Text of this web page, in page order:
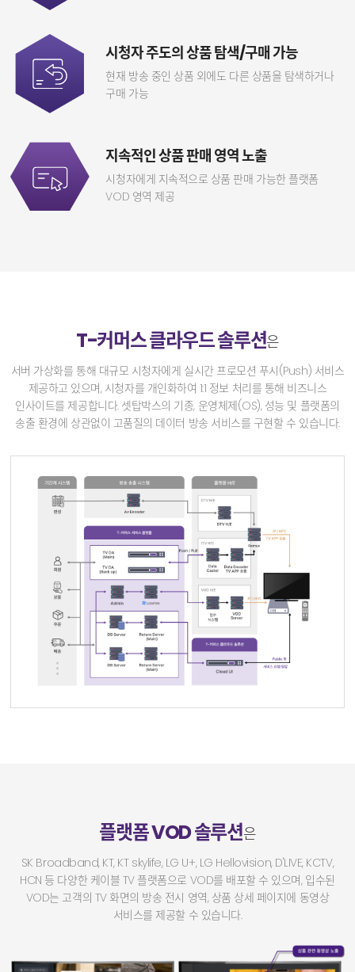
시청자 주도의 상품 탐색/구매 가능
현재 방송 중인 상품 외에도 다른 상품을 탐색하거나
구매 가능
지속적인 상품 판매 영역 노출
시청자에게 지속적으로 상품 판매 가능한 플랫폼
VOD 영역 제공
T-커머스 클라우드 솔루션은
서버 가상화를 통해 대규모 시청자에게 실시간 프로모션 푸시(Push) 서비스
제공하고 있으며, 시청자를 개인화하여 1:1 정보 처리를 통해 비즈니스
인사이트를 제공합니다. 셋탑박스의 기종, 운영체제(OS), 성능 및 플랫폼의
송출 환경에 상관없이 고품질의 데이터 방송 서비스를 구현할 수 있습니다.
플랫폼 VOD 솔루션은
SK Broadband, KT, KT skylife, LG U+, LG Hellovision, D'LIVE, KCTV,
HCN 등 다양한 케이블 TV 플랫폼으로 VOD를 배포할 수 있으며, 입수된
VOD는 고객의 TV 화면의 방송 전시 영역, 상품 상세 페이지에 동영상
서비스를 제공할 수 있습니다.